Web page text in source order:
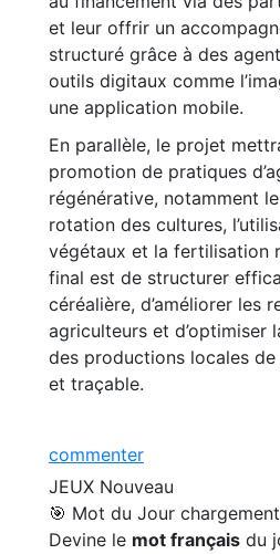
et leur offrir un
structuré grâce à des
outils digitaux comme
une application mobile.
En parallèle, le projet
promotion de pratiques
régénérative, notamment
rotation des cultures,
végétaux et la fertilisation
final est de structurer
céréalière, d’améliorer les
agriculteurs et d’optimiser
des productions locales
et traçable.
commenter
JEUX Nouveau
🎯 Mot du Jour
Devine le mot français du